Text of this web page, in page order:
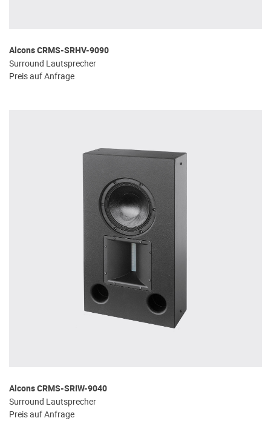
Alcons CRMS-SRHV-9090
Surround Lautsprecher
Preis auf Anfrage
Alcons CRMS-SRIW-9040
Surround Lautsprecher
Preis auf Anfrage